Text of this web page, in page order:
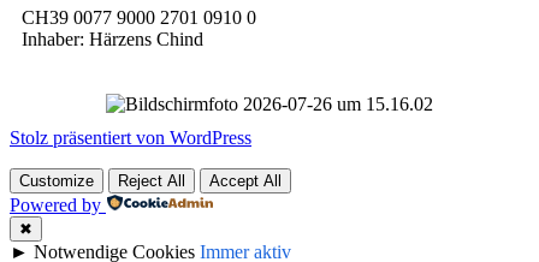
CH39 0077 9000 2701 0910 0
Inhaber: Härzens Chind
Stolz präsentiert von WordPress
Customize Reject All Accept All
Powered by
✖
► Notwendige Cookies Immer aktiv